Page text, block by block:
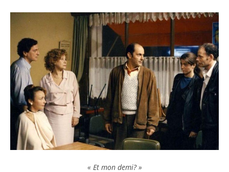
« Et mon demi? »